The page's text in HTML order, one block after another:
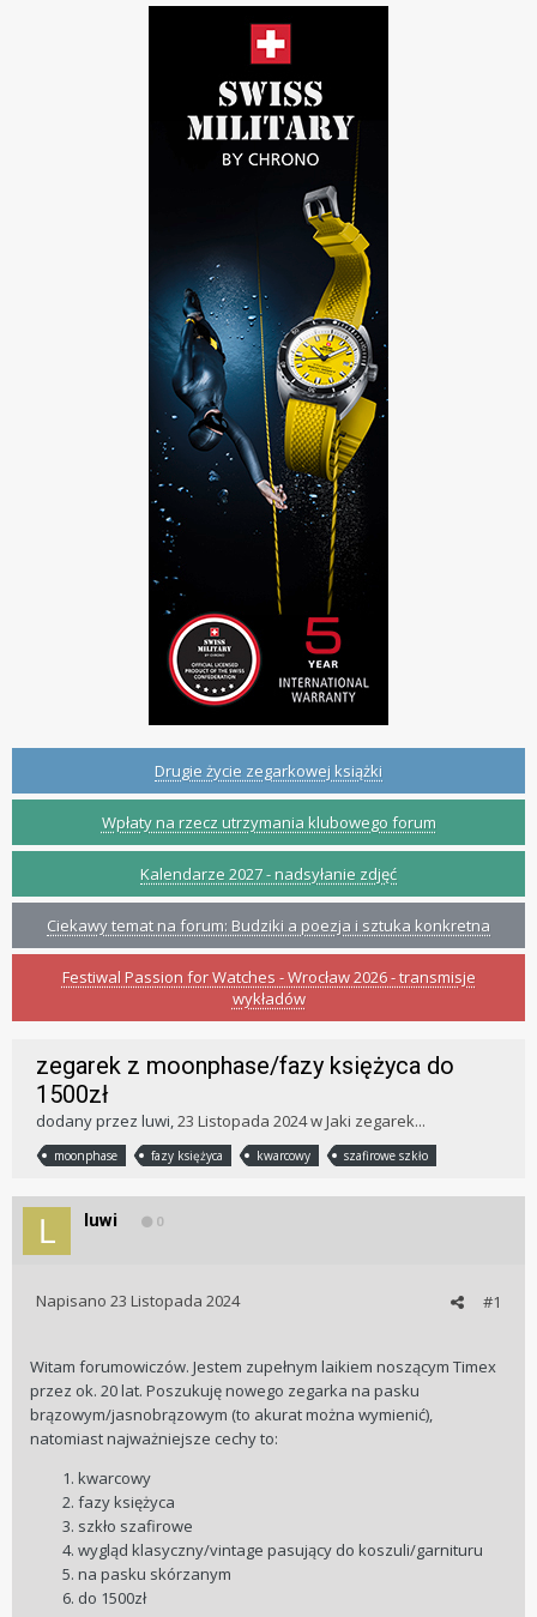
Drugie życie zegarkowej książki
Wpłaty na rzecz utrzymania klubowego forum
Kalendarze 2027 - nadsyłanie zdjęć
Ciekawy temat na forum: Budziki a poezja i sztuka konkretna
Festiwal Passion for Watches - Wrocław 2026 - transmisje
wykładów
zegarek z moonphase/fazy księżyca do
1500zł
dodany przez luwi,23 Listopada 2024wJaki zegarek...
moonphase fazy księżyca kwarcowy szafirowe szkło
luwi 0
#1
Napisano 23 Listopada 2024
Witam forumowiczów. Jestem zupełnym laikiem noszącym Timex
przez ok. 20 lat. Poszukuję nowego zegarka na pasku
brązowym/jasnobrązowym (to akurat można wymienić),
natomiast najważniejsze cechy to:
kwarcowy
fazy księżyca
szkło szafirowe
wygląd klasyczny/vintage pasujący do koszuli/garnituru
na pasku skórzanym
do 1500zł